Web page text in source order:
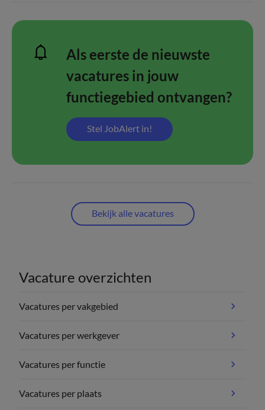
Als eerste de nieuwste
vacatures in jouw
functiegebied ontvangen?
Stel JobAlert in!
Bekijk alle vacatures
Vacature overzichten
Vacatures per vakgebied
Vacatures per werkgever
Vacatures per functie
Vacatures per plaats